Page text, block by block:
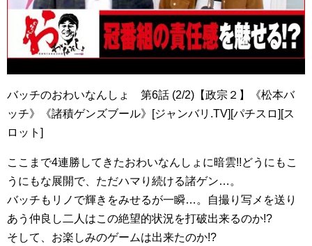
バッチのおわいなんしょ 第6話 (2/2)【政宗２】《松本バ
ッチ》《諸積ゲンズブール》[ジャンバリ.TV][パチスロ][ス
ロット]
ここまで4連勝してきたおわいなんしょに暗雲!!どうにもこ
うにもな展開で、ただハマり続ける諸ゲン…。
バッチもリノで輝きをみせるが一瞬…。自撮り写メを送り
あう仲良し二人はこの絶望的状況を打破出来るのか!?
そして、お楽しみのゲームは出来たのか!?